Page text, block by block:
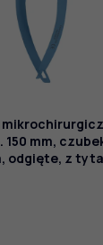
150 mm,
odgięte, z